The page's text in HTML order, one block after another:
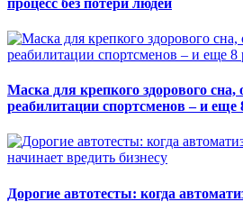
Маска для крепкого здорового сна,
реабилитации спортсменов – и еще
Дорогие автотесты: когда